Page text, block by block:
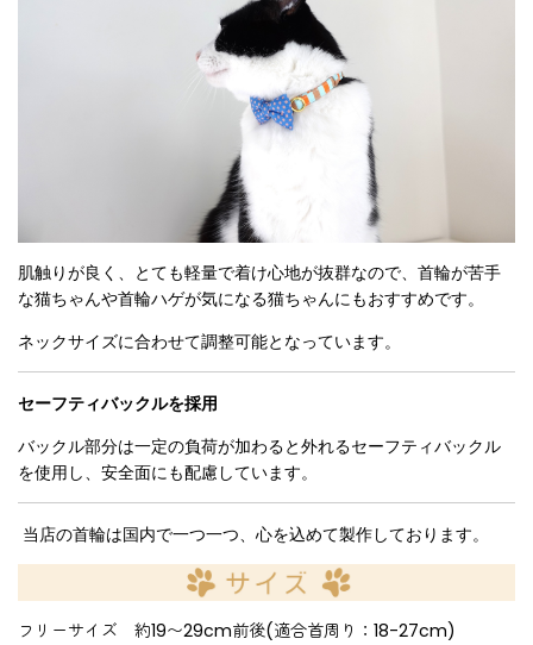
肌触りが良く、とても軽量で着け心地が抜群なので、首輪が苦手
な猫ちゃんや首輪ハゲが気になる猫ちゃんにもおすすめです。
ネックサイズに合わせて調整可能となっています。
セーフティバックルを採用
バックル部分は一定の負荷が加わると外れるセーフティバックル
を使用し、安全面にも配慮しています。
当店の首輪は国内で一つ一つ、心を込めて製作しております。
フリーサイズ 約19〜29cm前後(適合首周り：18-27cm)